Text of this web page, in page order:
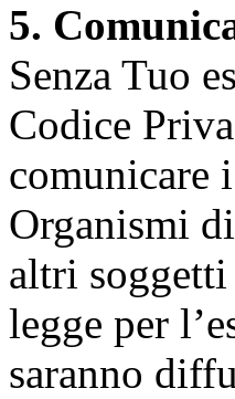
5.
Senza Tuo
Codice
comunicare
Organismi
altri
legge per
saranno